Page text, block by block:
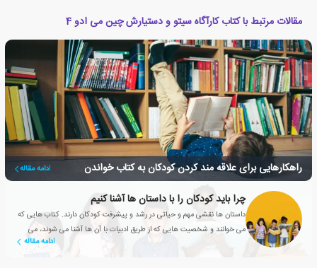
مقالات مرتبط با کتاب کارآگاه سیتو و دستیارش چین می ادو 4
راهکارهایی برای علاقه مند کردن کودکان به کتاب خواندن ادامه مقاله
چرا باید کودکان را با داستان ها آشنا کنیم
داستان ها نقشی مهم و حیاتی در رشد و پیشرفت کودکان دارند. کتاب هایی که
می خوانند و شخصیت هایی که از طریق ادبیات با آن ها آشنا می شوند، می
ادامه مقاله